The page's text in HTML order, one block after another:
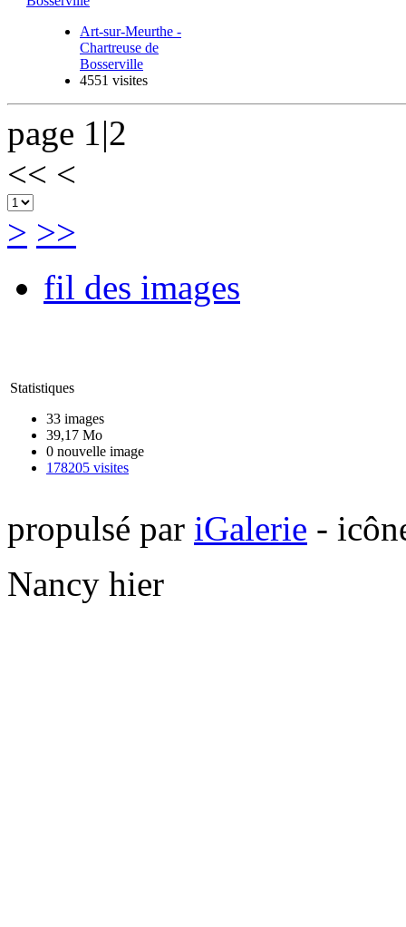
Art-sur-Meurthe -
Chartreuse de
Bosserville
4551 visites
page 1|2
<< <
> >>
fil des images
Statistiques
33 images
39,17 Mo
0 nouvelle image
178205 visites
propulsé par iGalerie -
Nancy hier